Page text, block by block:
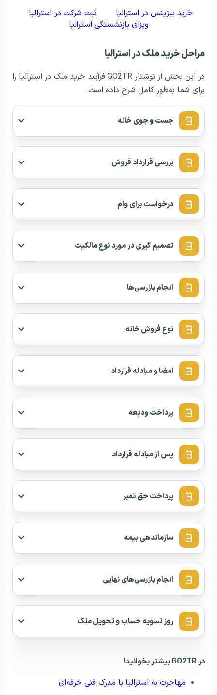
خرید بیزینس در استرالیا
ثبت شرکت در استرالیا
ویزای بازنشستگی استرالیا
مراحل خرید ملک در استرالیا
در این بخش از نوشتار GO2TR فرآیند خرید ملک در استرالیا را
برای شما به‌طور کامل شرح داده است.
جست‌ و جوی خانه
بررسی قرارداد فروش
درخواست برای وام
تصمیم‌ گیری در مورد نوع مالکیت
انجام بازرسی‌ها
نوع فروش خانه
امضا و مبادله قرارداد
پرداخت ودیعه
پس از مبادله قرارداد
پرداخت حق تمبر
سازماندهی بیمه
انجام بازرسی‌های نهایی
روز تسویه حساب و تحویل ملک
در GO2TR بیشتر بخوانید!
مهاجرت به استرالیا با مدرک فنی حرفه‌ای